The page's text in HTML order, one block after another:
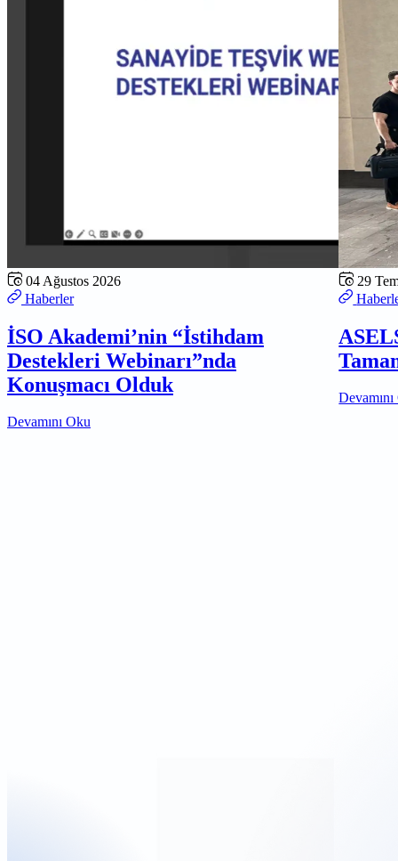
04 Ağustos 2026
Haberler
İSO Akademi’nin “İstihdam
Destekleri Webinarı”nda
Konuşmacı Olduk
Devamını Oku
29